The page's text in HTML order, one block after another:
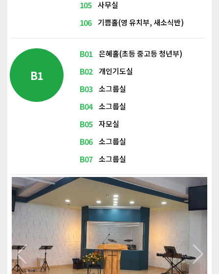
105 사무실
106 기쁨홀(영 유치부, 새소식반)
B1
B01 은혜홀(초등 중고등 청년부)
B02 개인기도실
B03 소그룹실
B04 소그룹실
B05 자모실
B06 소그룹실
B07 소그룹실